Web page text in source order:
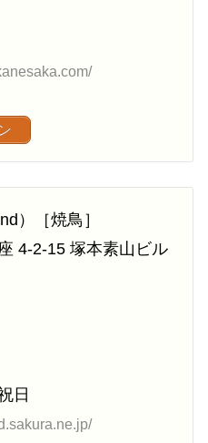
）［焼鳥］
4-2-15 塚本素山ビル
日